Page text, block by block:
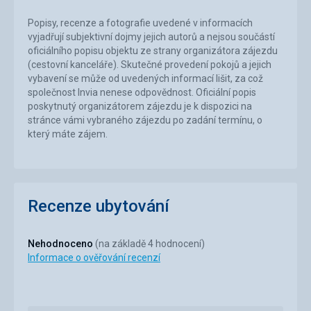
Popisy, recenze a fotografie uvedené v informacích
vyjadřují subjektivní dojmy jejich autorů a nejsou součástí
oficiálního popisu objektu ze strany organizátora zájezdu
(cestovní kanceláře). Skutečné provedení pokojů a jejich
vybavení se může od uvedených informací lišit, za což
společnost Invia nenese odpovědnost. Oficiální popis
poskytnutý organizátorem zájezdu je k dispozici na
stránce vámi vybraného zájezdu po zadání termínu, o
který máte zájem.
Recenze ubytování
Nehodnoceno (na základě 4 hodnocení)
Informace o ověřování recenzí